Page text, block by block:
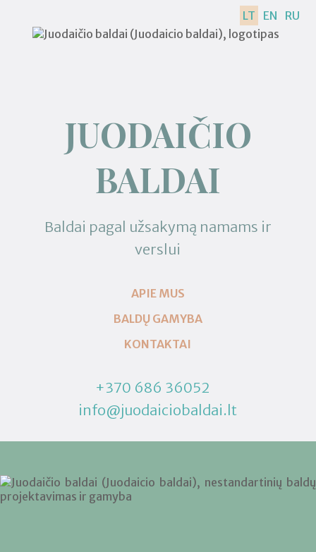
LT EN RU
JUODAIČIO
BALDAI
Baldai pagal užsakymą namams ir
verslui
APIE MUS
BALDŲ GAMYBA
KONTAKTAI
+370 686 36052
info@juodaiciobaldai.lt